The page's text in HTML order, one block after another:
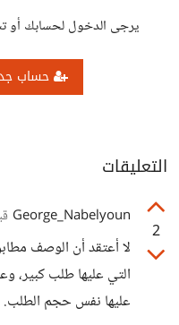
يرجى الدخول لحسابك أو
حساب
التعليقات
2
George_Nabelyoun
لا أعتقد أن الوصف
التي عليها طلب كبير،
عليها نفس حجم الطلب.